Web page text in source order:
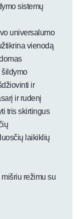
sistemų
universalumo
vienodą
šildymo
ir
ir rudenį
tris skirtingus
laikiklių
režimu su